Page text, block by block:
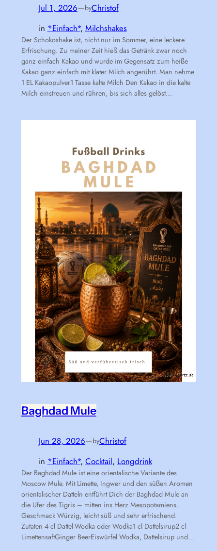
Jul 1, 2026—byChristof
in *Einfach*, Milchshakes
Der Schokoshake ist, nicht nur im Sommer, eine leckere
Erfrischung. Zu meiner Zeit hieß das Getränk zwar noch
ganz einfach Kakao und wurde im Gegensatz zum heiße
Kakao ganz einfach mit klater Milch angerührt. Man nehme
1 EL Kakaopulver1 Tasse kalte Milch Den Kakao in die kalte
Milch einstreuen und rühren, bis sich alles gelöst…
Baghdad Mule
Jun 28, 2026—byChristof
in *Einfach*, Cocktail, Longdrink
Der Baghdad Mule ist eine orientalische Variante des
Moscow Mule. Mit Limette, Ingwer und den süßen Aromen
orientalischer Datteln entführt Dich der Baghdad Mule an
die Ufer des Tigris – mitten ins Herz Mesopotamiens.
Geschmack Würzig, leicht süß und sehr erfrischend.
Zutaten 4 cl Dattel-Wodka oder Wodka1 cl Dattelsirup2 cl
LimettensaftGinger BeerEiswürfel Wodka, Dattelsirup und…